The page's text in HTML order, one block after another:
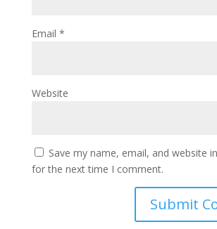
Email *
Website
Save my name, email, and website
for the next time I comment.